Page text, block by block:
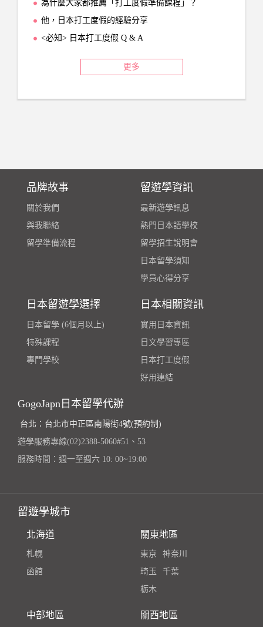
為什麼大家都推薦「打工度假準備課程」？
他，日本打工度假的經驗分享
<必知> 日本打工度假 Q & A
更多
品牌故事
關於我們
與我聯絡
留學準備流程
留遊學資訊
最新遊學訊息
熱門日本語學校
留學招生說明會
日本留學須知
學員心得分享
日本留遊學選擇
日本留學 (6個月以上)
特殊課程
專門學校
日本相關資訊
實用日本資訊
日文學習專區
日本打工度假
好用連結
GogoJapn日本留學代辦
台北：台北市中正區南陽街4號(預約制)
遊學服務專線(02)2388-5060#51、53
服務時間：週一至週六 10: 00~19:00
留遊學城市
北海道
札幌
函館
關東地區
東京
神奈川
琦玉
千葉
栃木
中部地區 關西地區